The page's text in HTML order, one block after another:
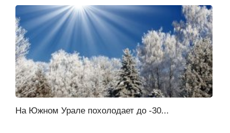
На Южном Урале похолодает до -30...